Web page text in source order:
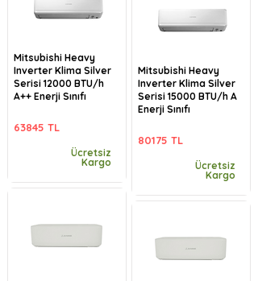
Mitsubishi Heavy
Inverter Klima Silver
Serisi 12000 BTU/h
A++ Enerji Sınıfı
63845 TL
Ücretsiz
Kargo
Mitsubishi Heavy
Inverter Klima Silver
Serisi 15000 BTU/h A
Enerji Sınıfı
80175 TL
Ücretsiz
Kargo